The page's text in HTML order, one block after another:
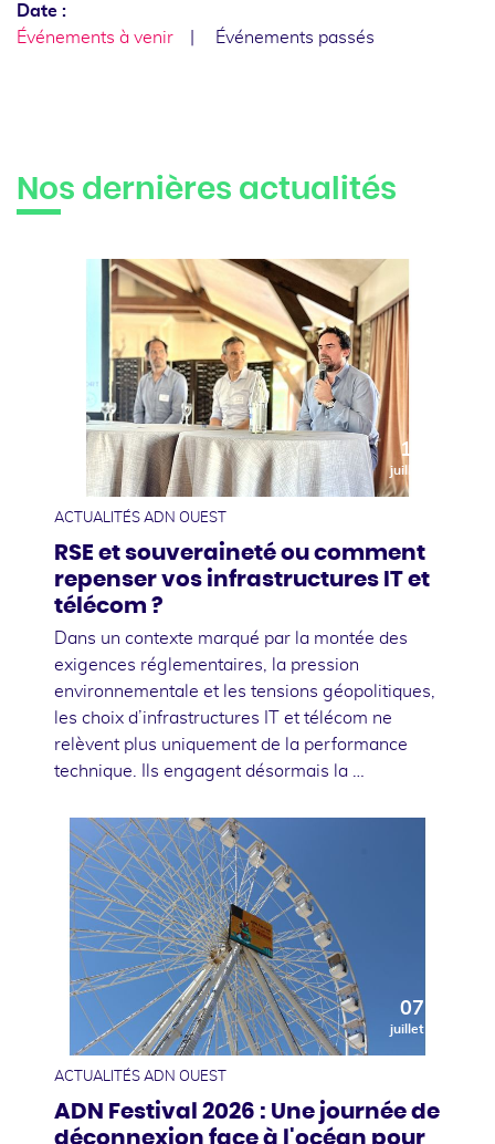
Date :
Événements à venir
Événements passés
Nos dernières actualités
10
juillet
ACTUALITÉS ADN OUEST
RSE et souveraineté ou comment
repenser vos infrastructures IT et
télécom ?
Dans un contexte marqué par la montée des
exigences réglementaires, la pression
environnementale et les tensions géopolitiques,
les choix d’infrastructures IT et télécom ne
relèvent plus uniquement de la performance
technique. Ils engagent désormais la …
07
juillet
ACTUALITÉS ADN OUEST
ADN Festival 2026 : Une journée de
déconnexion face à l'océan pour